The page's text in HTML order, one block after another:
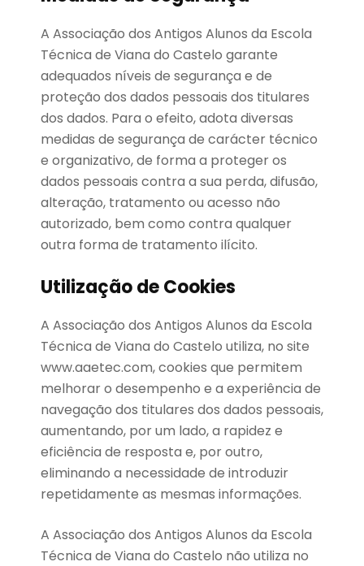
A Associação dos Antigos Alunos da Escola
Técnica de Viana do Castelo garante
adequados níveis de segurança e de
proteção dos dados pessoais dos titulares
dos dados. Para o efeito, adota diversas
medidas de segurança de carácter técnico
e organizativo, de forma a proteger os
dados pessoais contra a sua perda, difusão,
alteração, tratamento ou acesso não
autorizado, bem como contra qualquer
outra forma de tratamento ilícito.
Utilização de Cookies
A Associação dos Antigos Alunos da Escola
Técnica de Viana do Castelo utiliza, no site
www.aaetec.com, cookies que permitem
melhorar o desempenho e a experiência de
navegação dos titulares dos dados pessoais,
aumentando, por um lado, a rapidez e
eficiência de resposta e, por outro,
eliminando a necessidade de introduzir
repetidamente as mesmas informações.
A Associação dos Antigos Alunos da Escola
Técnica de Viana do Castelo não utiliza no